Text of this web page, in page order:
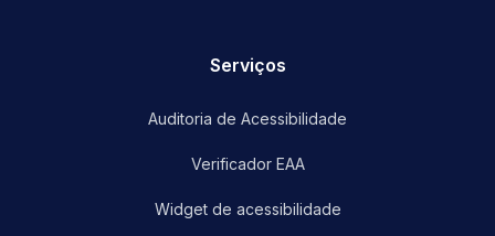
Serviços
Auditoria de Acessibilidade
Verificador EAA
Widget de acessibilidade